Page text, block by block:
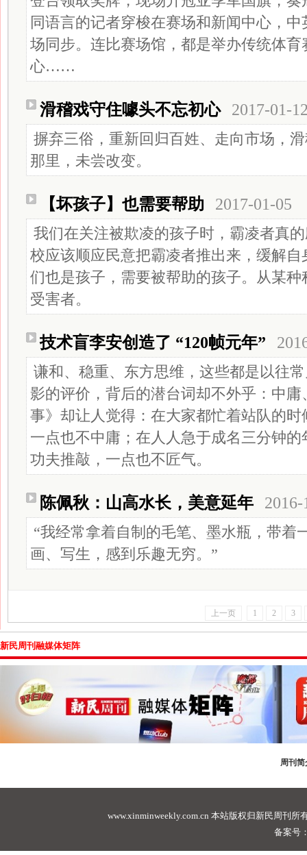
同语言的记者穿梭在赛场和新闻中心，
场同步。连比赛场馆，都是举办传统体
心……
滑稽戏守住噱头不忘初心 2017-01-
摒弃三俗，重新回归百姓、走向市场，
那里，未尝改变。
【坏孩子】也需要帮助 2017-01-05
我们在关注被欺凌的孩子时，霸凌者真
校应该顺应民意把霸凌者推出来，缓解
们也是孩子，需要被帮助的孩子。从某
受害者。
技术盲李安创造了 “120帧元年”
谦和、稳重、东方思维，这些都是以往
影的评价，背后的潜台词却不外乎：中
事》却让人觉得：在大家都忙着站队的
一点也不中庸；在人人急于成名三分钟
功夫推敲，一点也不匠气。
陈佩秋：山高水长，美意延年
“我经常拿着自制的毛笔、墨水瓶，带着
画、写生，感到乐趣无穷。”
上一页 1 2 3
新民周刊融媒体矩阵
周刊简
www.xinminweekly.com.cn 本站版权归新民周刊所
备案号